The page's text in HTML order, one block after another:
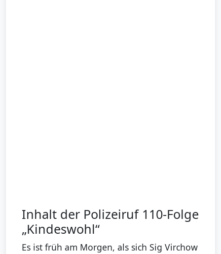
Inhalt der Polizeiruf 110-Folge
„Kindeswohl“
Es ist früh am Morgen, als sich Sig Virchow